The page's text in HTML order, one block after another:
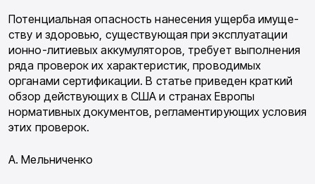
Потенциальная опасность нанесения ущерба имуще­
ству и здоровью, существующая при эксплуатации
ионно-литиевых аккумуляторов, требует выполнения
ряда проверок их характеристик, проводимых
органами сертификации. В статье приведен краткий
обзор действующих в США и странах Европы
нормативных документов, регламентирующих условия
этих проверок.
А. Мельниченко